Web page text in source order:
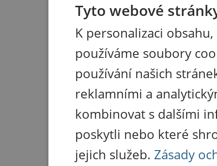
Tyto webové
K personalizaci
používáme soubory
používání našich
reklamními a
kombinovat s dalšími
poskytli nebo které
jejich služeb. Zásady